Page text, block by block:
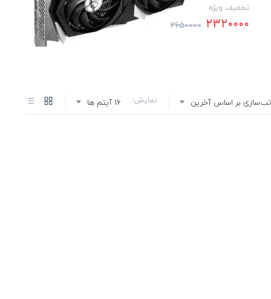
تخفیف ویژه
2650000 2320000
بر اساس آخرین نمایش: 16 آیتم ها